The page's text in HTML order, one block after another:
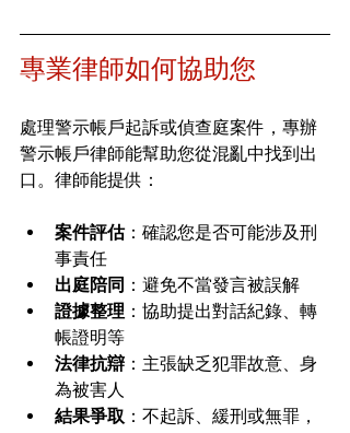
專業律師如何協助您
處理警示帳戶起訴或偵查庭案件，專辦
警示帳戶律師能幫助您從混亂中找到出
口。律師能提供：
案件評估：確認您是否可能涉及刑
事責任
出庭陪同 ：避免不當發言被誤解
證據整理 ：協助提出對話紀錄、轉
帳證明等
法律抗辯 ：主張缺乏犯罪故意、身
為被害人
結果爭取 ：不起訴、緩刑或無罪，